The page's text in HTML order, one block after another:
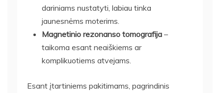
dariniams nustatyti, labiau tinka
jaunesnėms moterims.
Magnetinio rezonanso tomografija –
taikoma esant neaiškiems ar
komplikuotiems atvejams.
Esant įtartiniems pakitimams, pagrindinis